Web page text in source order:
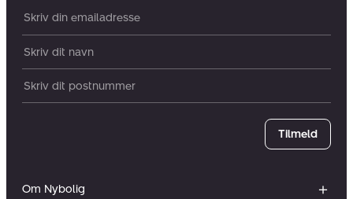
Om Nybolig
Din email:
Dit navn:
Postnummer
Tilmeld